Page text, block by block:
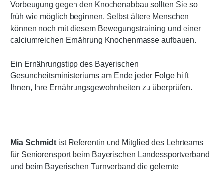
Vorbeugung gegen den Knochenabbau sollten Sie so
früh wie möglich beginnen. Selbst ältere Menschen
können noch mit diesem Bewegungstraining und einer
calciumreichen Ernährung Knochenmasse aufbauen.
Ein Ernährungstipp des Bayerischen
Gesundheitsministeriums am Ende jeder Folge hilft
Ihnen, Ihre Ernährungsgewohnheiten zu überprüfen.
Mia Schmidt ist Referentin und Mitglied des Lehrteams
für Seniorensport beim Bayerischen Landessportverband
und beim Bayerischen Turnverband die gelernte